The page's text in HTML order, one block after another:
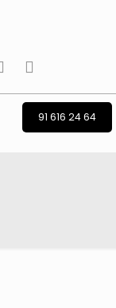
whatsapp
91 616 24 64